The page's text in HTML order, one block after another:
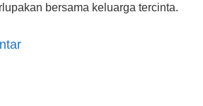
bersama keluarga tercinta.